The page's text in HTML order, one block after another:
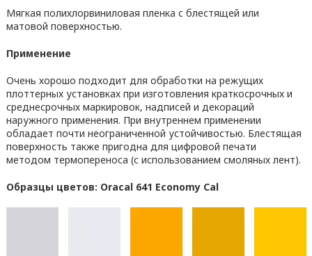
Мягкая полихлорвиниловая пленка с блестящей или
матовой поверхностью.
Применение
Очень хорошо подходит для обработки на режущих
плоттерных установках при изготовления краткосрочных и
среднесрочных маркировок, надписей и декораций
наружного применения. При внутреннем применении
обладает почти неограниченной устойчивостью. Блестящая
поверхность также пригодна для цифровой печати
методом термопереноса (с использованием смоляных лент).
Образцы цветов: Oracal 641 Economy Cal